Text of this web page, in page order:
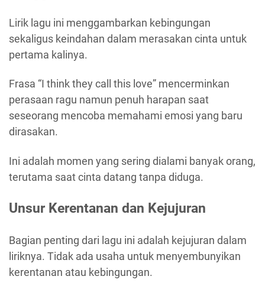
Lirik lagu ini menggambarkan kebingungan
sekaligus keindahan dalam merasakan cinta untuk
pertama kalinya.
Frasa “I think they call this love” mencerminkan
perasaan ragu namun penuh harapan saat
seseorang mencoba memahami emosi yang baru
dirasakan.
Ini adalah momen yang sering dialami banyak orang,
terutama saat cinta datang tanpa diduga.
Unsur Kerentanan dan Kejujuran
Bagian penting dari lagu ini adalah kejujuran dalam
liriknya. Tidak ada usaha untuk menyembunyikan
kerentanan atau kebingungan.